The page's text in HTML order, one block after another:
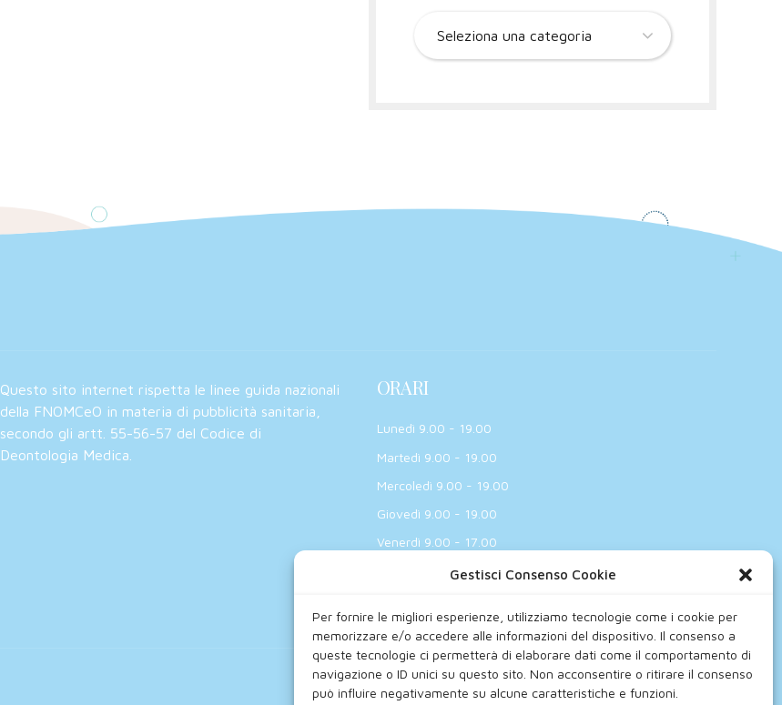
Gestisci Consenso Cookie
Per fornire le migliori esperienze, utilizziamo tecnologie come i cookie per
memorizzare e/o accedere alle informazioni del dispositivo. Il consenso a
queste tecnologie ci permetterà di elaborare dati come il comportamento di
navigazione o ID unici su questo sito. Non acconsentire o ritirare il consenso
può influire negativamente su alcune caratteristiche e funzioni.
Seleziona una categoria
Questo sito internet rispetta le linee guida nazionali
della FNOMCeO in materia di pubblicità sanitaria,
secondo gli artt. 55-56-57 del Codice di
Deontologia Medica.
ORARI
Lunedì 9.00 - 19.00
Martedì 9.00 - 19.00
Mercoledì 9.00 - 19.00
Giovedì 9.00 - 19.00
Venerdì 9.00 - 17.00
Sabato e Domenica -